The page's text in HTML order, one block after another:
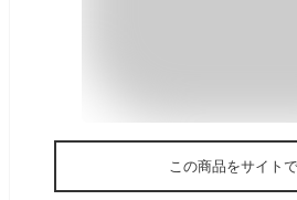
この商品をサイト